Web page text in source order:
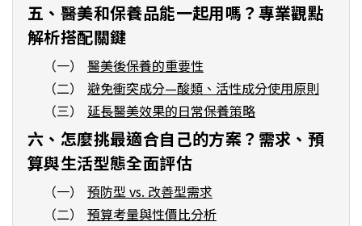
五、醫美和保養品能一起用嗎？專業觀點
解析搭配關鍵
（一）
醫美後保養的重要性
（二）
避免衝突成分—酸類、活性成分使用原則
（三）
延長醫美效果的日常保養策略
六、怎麼挑最適合自己的方案？需求、預
算與生活型態全面評估
（一）
預防型 vs. 改善型需求
（二）
預算考量與性價比分析